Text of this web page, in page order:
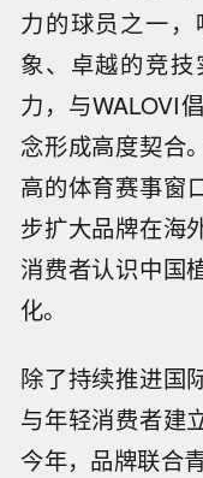
力的球员之一
象、卓越的竞
力，与WALOVI
念形成高度契合
高的体育赛事窗
步扩大品牌在海
消费者认识中国
化。
除了持续推进国
与年轻消费者建
今年，品牌联合